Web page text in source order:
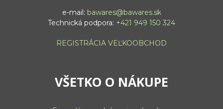
e-mail: bawares@bawares.sk
Technická podpora: +421 949 150 324
REGISTRÁCIA VEĽKOOBCHOD
VŠETKO O NÁKUPE